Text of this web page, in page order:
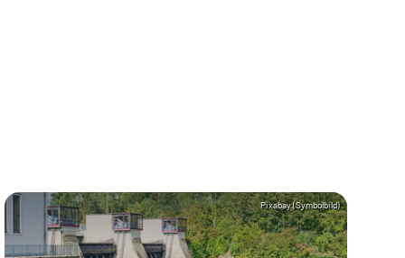
Pixabay (Symbolbild)